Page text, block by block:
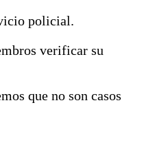
policial.
verificar su
que no son casos